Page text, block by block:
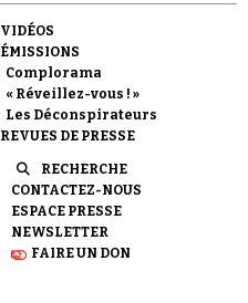
VIDÉOS
ÉMISSIONS
Complorama
« Réveillez-vous ! »
Les Déconspirateurs
REVUES DE PRESSE
RECHERCHE
CONTACTEZ-NOUS
ESPACE PRESSE
NEWSLETTER
FAIRE UN DON